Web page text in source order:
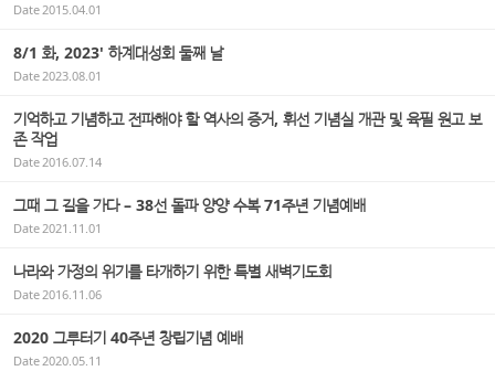
Date2015.04.01
8/1 화, 2023' 하계대성회 둘째 날
Date2023.08.01
기억하고 기념하고 전파해야 할 역사의 증거, 휘선 기념실 개관 및 육필 원고 보
존 작업
Date2016.07.14
그때 그 길을 가다 – 38선 돌파 양양 수복 71주년 기념예배
Date2021.11.01
나라와 가정의 위기를 타개하기 위한 특별 새벽기도회
Date2016.11.06
2020 그루터기 40주년 창립기념 예배
Date2020.05.11